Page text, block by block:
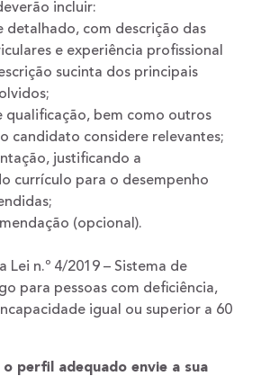
incluir:
detalhado, com descrição das
e experiência profissional
sucinta dos principais
qualificação, bem como outros
candidato considere relevantes;
justificando a
currículo para o desempenho
(opcional).
Lei n.º 4/2019 – Sistema de
para pessoas com deficiência,
igual ou superior a 60
perfil adequado envie a sua